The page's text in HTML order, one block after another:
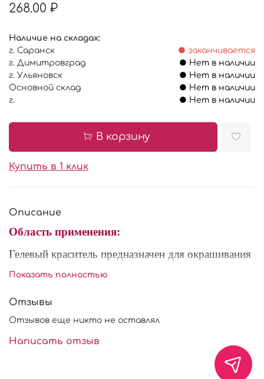
268.00 ₽
Наличие на складах:
г. Саранск
● заканчивается
г. Димитровград
● Нет в наличии
г. Ульяновск
● Нет в наличии
Основной склад
● Нет в наличии
г.
● Нет в наличии
В корзину
Купить в 1 клик
Описание
Область применения:
Гелевый краситель предназначен для окрашивания
кондитерских изделий (желе, мастика, тесто,
употреблению концентрированный пищевой
различным жидкостям, кремам (белковому,
заварному), муссам, желе, мармеладам, джемам,
мороженому, взбитым сливкам, тестам, сахарной
Показать полностью
Отзывы
Отзывов еще никто не оставлял
Написать отзыв